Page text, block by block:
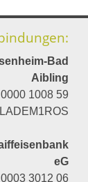
Bad
Aibling
1008 59
eG
3012 06